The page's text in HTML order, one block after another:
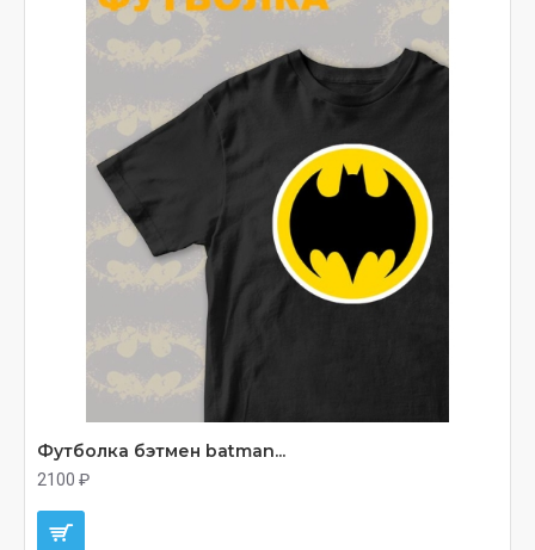
Футболка бэтмен batman...
2100 ₽